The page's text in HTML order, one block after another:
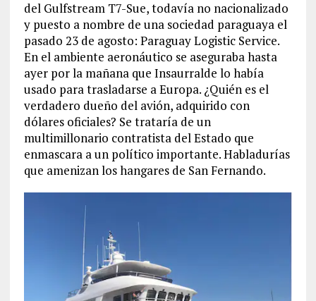
del Gulfstream T7-Sue, todavía no nacionalizado
y puesto a nombre de una sociedad paraguaya el
pasado 23 de agosto: Paraguay Logistic Service.
En el ambiente aeronáutico se aseguraba hasta
ayer por la mañana que Insaurralde lo había
usado para trasladarse a Europa. ¿Quién es el
verdadero dueño del avión, adquirido con
dólares oficiales? Se trataría de un
multimillonario contratista del Estado que
enmascara a un político importante. Habladurías
que amenizan los hangares de San Fernando.